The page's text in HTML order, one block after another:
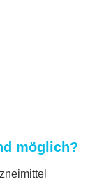
möglich?